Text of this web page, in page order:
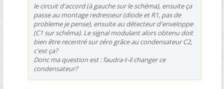
le circuit d'accord (à gauche sur le schéma), ensuite ça
passe au montage redresseur (diode et R1, pas de
probleme je pense), ensuite au détecteur d'enveloppe
(C1 sur schéma). Le signal modulant alors obtenu doit
bien être recentré sur zéro grâce au condensateur C2,
c'est ça?
Donc ma question est : faudra-t-il changer ce
condensateur?